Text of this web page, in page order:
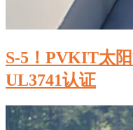
S-5！PVKIT太
UL3741认证